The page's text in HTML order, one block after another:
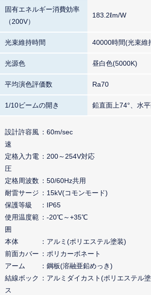
固有エネルギー消費効率
（200V）
183.2ℓm/W
光束維持時間 40000時間(光束維
光源色 昼白色(5000K)
平均演色評価数 Ra70
1/10ビームの開き 鉛直面上74°、水
設計許容風
速
60m/sec
定格入力電
圧
200～254V対応
定格周波数
50/60Hz共用
耐雷サージ
15kV(コモンモード)
保護等級
IP65
使用温度範
囲
-20℃～+35℃
本体
アルミ(ポリエステル塗装)
前面カバー
ポリカーボネート
アーム
鋼板(溶融亜鉛めっき)
結線ボック
ス
アルミダイカスト(ポリエステル